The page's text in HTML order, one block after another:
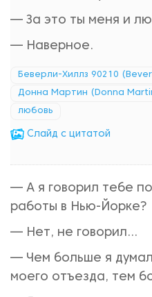
— За это ты меня и
— Наверное.
Беверли-Хиллз 90210
Донна Мартин (Donna
любовь
Cлайд с цитатой
— А я говорил тебе
работы в Нью-Йорке?
— Нет, не говорил...
— Чем больше я
моего отъезда, тем